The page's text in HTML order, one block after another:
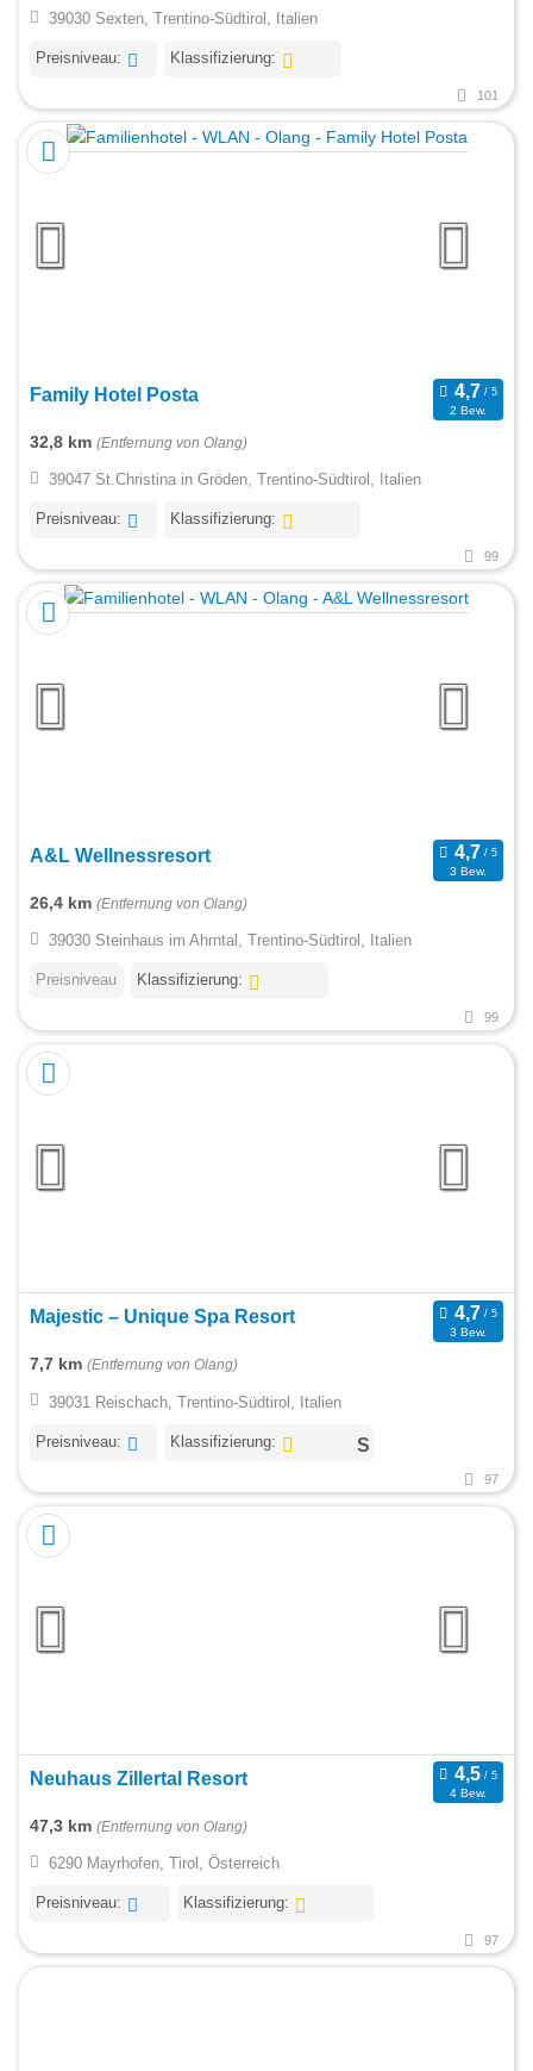
39030 Sexten, Trentino-Südtirol, Italien
Preisniveau: Klassifizierung:
101
Family Hotel Posta
2 Bew.
32,8 km (Entfernung von Olang)
39047 St.Christina in Gröden, Trentino-Südtirol, Italien
Preisniveau: Klassifizierung:
99
A&L Wellnessresort
3 Bew.
26,4 km (Entfernung von Olang)
39030 Steinhaus im Ahrntal, Trentino-Südtirol, Italien
Preisniveau Klassifizierung:
99
Majestic – Unique Spa Resort
3 Bew.
7,7 km (Entfernung von Olang)
39031 Reischach, Trentino-Südtirol, Italien
Preisniveau: Klassifizierung:
97
Neuhaus Zillertal Resort
4 Bew.
47,3 km (Entfernung von Olang)
6290 Mayrhofen, Tirol, Österreich
Preisniveau: Klassifizierung:
97